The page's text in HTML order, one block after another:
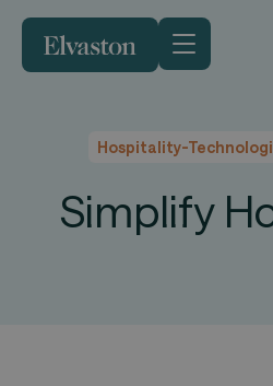
Hospitality-
Simplify